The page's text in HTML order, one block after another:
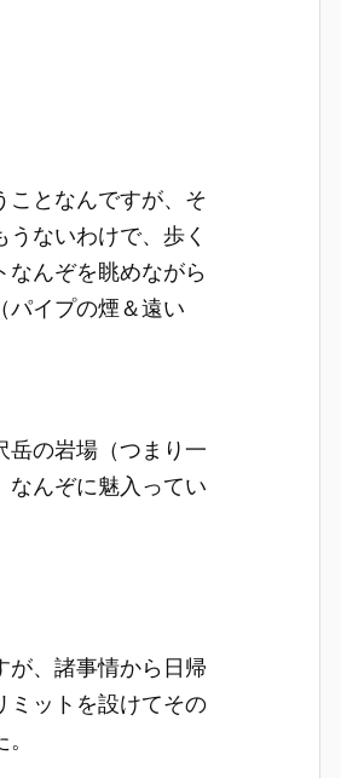
ことなんですが、そ
ないわけで、歩く
んぞを眺めながら
パイプの煙＆遠い
岳の岩場（つまり一
なんぞに魅入ってい
が、諸事情から日帰
ミットを設けてその